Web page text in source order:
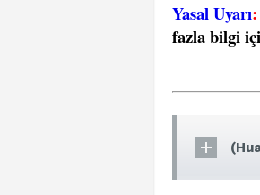
Yasal Uyarı:
fazla bilgi